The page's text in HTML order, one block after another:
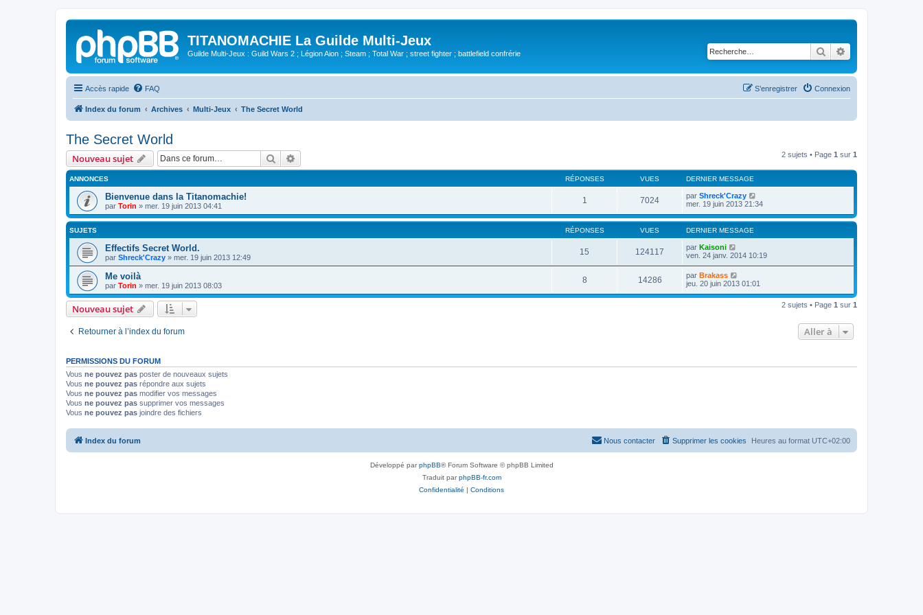
TITANOMACHIE La Guilde Multi-Jeux
Guilde Multi-Jeux : Guild Wars 2 ; Légion Aion ; Steam ; Total War ; street fighter ; battlefield confrérie Rechercher
Accès rapide FAQ Connexion
S’enregistrer
Index du forum Archives Multi-Jeux The Secret World
The Secret World
Nouveau sujet Rechercher 2 sujets • Page 1 sur 1
ANNONCES RÉPONSES VUES DERNIER MESSAGE
Bienvenue dans la Titanomachie!
par Torin » mer. 19 juin 2013 04:41
1 7024 par Shreck'Crazy
mer. 19 juin 2013 21:34
SUJETS RÉPONSES VUES DERNIER MESSAGE
Effectifs Secret World.
par Shreck'Crazy » mer. 19 juin 2013 12:49
15 124117 par Kaisoni
ven. 24 janv. 2014 10:19
Me voilà
par Torin » mer. 19 juin 2013 08:03
8 14286 par Brakass
jeu. 20 juin 2013 01:01
Nouveau sujet 2 sujets • Page 1 sur 1
Retourner à l’index du forum Aller à
PERMISSIONS DU FORUM
Vous ne pouvez pas poster de nouveaux sujets
Vous ne pouvez pas répondre aux sujets
Vous ne pouvez pas modifier vos messages
Vous ne pouvez pas supprimer vos messages
Vous ne pouvez pas joindre des fichiers
Index du forum Heures au format UTC+02:00
Supprimer les cookies
Nous contacter
Développé parphpBB® Forum Software © phpBB Limited
Traduit parphpBB-fr.com
Confidentialité | Conditions